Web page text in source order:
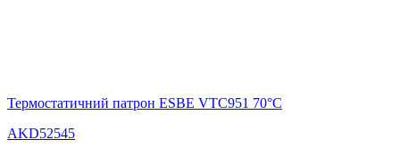
Термостатичний патрон ESBE VTC951 70°С
AKD52545